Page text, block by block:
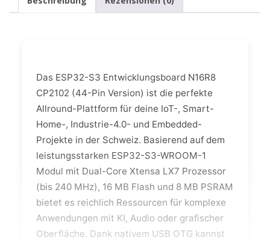
Das ESP32-S3 Entwicklungsboard N16R8
CP2102 (44-Pin Version) ist die perfekte
Allround-Plattform für deine IoT-, Smart-
Home-, Industrie-4.0- und Embedded-
Projekte in der Schweiz. Basierend auf dem
leistungsstarken ESP32-S3-WROOM-1
Modul mit Dual-Core Xtensa LX7 Prozessor
(bis 240 MHz), 16 MB Flash und 8 MB PSRAM
bietet es reichlich Ressourcen für komplexe
Anwendungen mit KI, Audio oder grafischer
Oberfläche. Dank nativem USB OTG kannst